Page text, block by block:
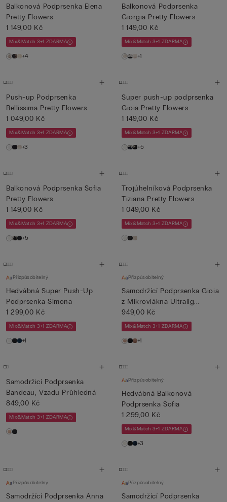
Balkonová Podprsenka Elena
Pretty Flowers
1 149,00 Kč
Mix&Match 3+1 ZDARMA
+4
Balkonová Podprsenka
Giorgia Pretty Flowers
1 149,00 Kč
Mix&Match 3+1 ZDARMA
+1
Push-up Podprsenka
Bellissima Pretty Flowers
1 049,00 Kč
Mix&Match 3+1 ZDARMA
+3
Super push-up podprsenka
Gioia Pretty Flowers
1 149,00 Kč
Mix&Match 3+1 ZDARMA
+5
Balkonová Podprsenka Sofia
Pretty Flowers
1 149,00 Kč
Mix&Match 3+1 ZDARMA
+5
Trojúhelníková Podprsenka
Tiziana Pretty Flowers
1 049,00 Kč
Mix&Match 3+1 ZDARMA
Přizpůsobitelný
Hedvábná Super Push-Up
Podprsenka Simona
1 299,00 Kč
Mix&Match 3+1 ZDARMA
+1
Přizpůsobitelný
Samodržící Podprsenka Gioia
z Mikrovlákna Ultralig...
949,00 Kč
Mix&Match 3+1 ZDARMA
+1
Samodržicí Podprsenka
Bandeau, Vzadu Průhledná
849,00 Kč
Mix&Match 3+1 ZDARMA
Přizpůsobitelný
Hedvábná Balkonová
Podprsenka Sofia
1 299,00 Kč
Mix&Match 3+1 ZDARMA
+3
Přizpůsobitelný
Samodržící Podprsenka Anna
Přizpůsobitelný
Samodržící Podprsenka